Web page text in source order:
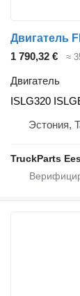
1 790,32 € ≈
Двигатель
ISLG320
Эстония,
TruckParts